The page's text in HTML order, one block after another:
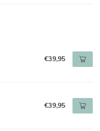
€39,95
€39,95